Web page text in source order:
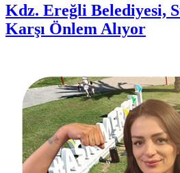
Kdz. Ereğli Belediyesi,
Karşı Önlem Alıyor